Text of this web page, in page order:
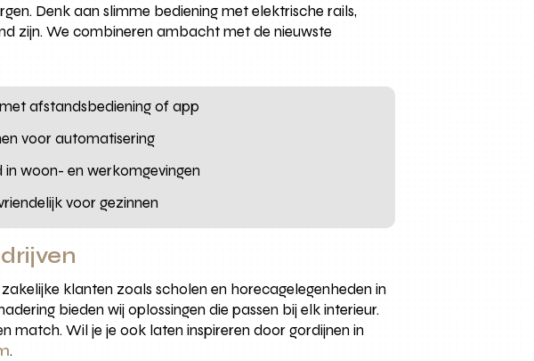
Denk aan slimme bediening met elektrische rails,
zijn. We combineren ambacht met de nieuwste
afstandsbediening of app
voor automatisering
woon- en werkomgevingen
voor gezinnen
klanten zoals scholen en horecagelegenheden in
bieden wij oplossingen die passen bij elk interieur.
match. Wil je je ook laten inspireren door gordijnen in
.